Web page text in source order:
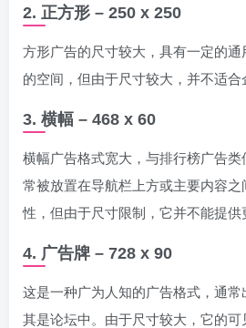
2. 正方形 – 250 x 250
方形广告的尺寸较大，具有一定的
的空间，但由于尺寸较大，并不适合
3. 横幅 – 468 x 60
横幅广告格式宽大，与排行榜广告类
常被放置在导航栏上方或主要内容
性，但由于尺寸限制，它并不能提供
4. 广告牌 – 728 x 90
这是一种广为人知的广告格式，通
其是论坛中。由于尺寸较大，它的可